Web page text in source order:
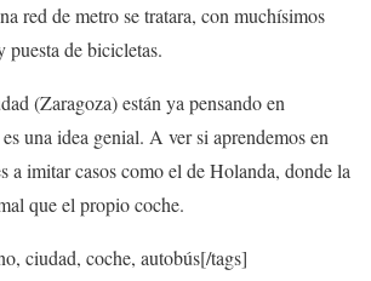
red de metro se tratara, con muchísimos
puesta de bicicletas.
(Zaragoza) están ya pensando en
una idea genial. A ver si aprendemos en
a imitar casos como el de Holanda, donde la
que el propio coche.
ciudad, coche, autobús[/tags]